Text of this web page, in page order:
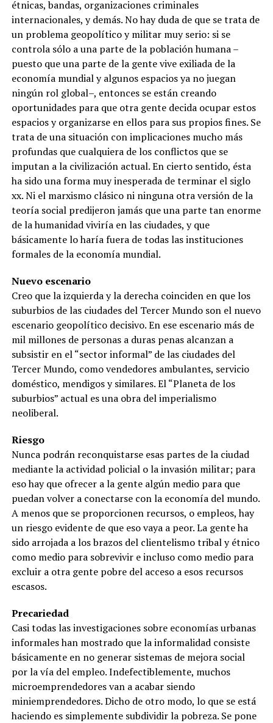
étnicas, bandas, organizaciones criminales
internacionales, y demás. No hay duda de que se trata de
un problema geopolítico y militar muy serio: si se
controla sólo a una parte de la población humana –
puesto que una parte de la gente vive exiliada de la
economía mundial y algunos espacios ya no juegan
ningún rol global–, entonces se están creando
oportunidades para que otra gente decida ocupar estos
espacios y organizarse en ellos para sus propios fines. Se
trata de una situación con implicaciones mucho más
profundas que cualquiera de los conflictos que se
imputan a la civilización actual. En cierto sentido, ésta
ha sido una forma muy inesperada de terminar el siglo
xx. Ni el marxismo clásico ni ninguna otra versión de la
teoría social predijeron jamás que una parte tan enorme
de la humanidad viviría en las ciudades, y que
básicamente lo haría fuera de todas las instituciones
formales de la economía mundial.
Nuevo escenario
Creo que la izquierda y la derecha coinciden en que los
suburbios de las ciudades del Tercer Mundo son el nuevo
escenario geopolítico decisivo. En ese escenario más de
mil millones de personas a duras penas alcanzan a
subsistir en el “sector informal” de las ciudades del
Tercer Mundo, como vendedores ambulantes, servicio
doméstico, mendigos y similares. El “Planeta de los
suburbios” actual es una obra del imperialismo
neoliberal.
Riesgo
Nunca podrán reconquistarse esas partes de la ciudad
mediante la actividad policial o la invasión militar; para
eso hay que ofrecer a la gente algún medio para que
puedan volver a conectarse con la economía del mundo.
A menos que se proporcionen recursos, o empleos, hay
un riesgo evidente de que eso vaya a peor. La gente ha
sido arrojada a los brazos del clientelismo tribal y étnico
como medio para sobrevivir e incluso como medio para
excluir a otra gente pobre del acceso a esos recursos
escasos.
Precariedad
Casi todas las investigaciones sobre economías urbanas
informales han mostrado que la informalidad consiste
básicamente en no generar sistemas de mejora social
por la vía del empleo. Indefectiblemente, muchos
microemprendedores van a acabar siendo
miniemprendedores. Dicho de otro modo, lo que se está
haciendo es simplemente subdividir la pobreza. Se pone